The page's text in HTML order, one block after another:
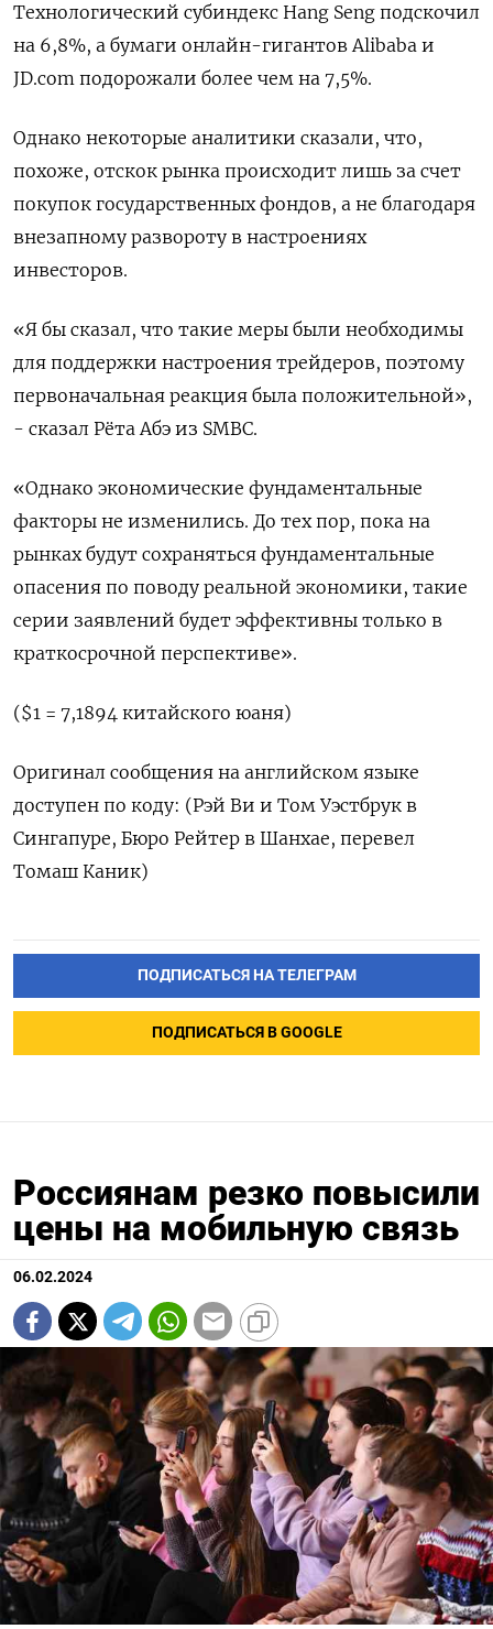
Технологический субиндекс Hang Seng подскочил
на 6,8%, а бумаги онлайн-гигантов Alibaba и
JD.com подорожали более чем на 7,5%.
Однако некоторые аналитики сказали, что,
похоже, отскок рынка происходит лишь за счет
покупок государственных фондов, а не благодаря
внезапному развороту в настроениях
инвесторов.
«Я бы сказал, что такие меры были необходимы
для поддержки настроения трейдеров, поэтому
первоначальная реакция была положительной»,
- сказал Рёта Абэ из SMBC.
«Однако экономические фундаментальные
факторы не изменились. До тех пор, пока на
рынках будут сохраняться фундаментальные
опасения по поводу реальной экономики, такие
серии заявлений будет эффективны только в
краткосрочной перспективе».
($1 = 7,1894 китайского юаня)
Оригинал сообщения на английском языке
доступен по коду: (Рэй Ви и Том Уэстбрук в
Сингапуре, Бюро Рейтер в Шанхае, перевел
Томаш Каник)
ПОДПИСАТЬСЯ НА ТЕЛЕГРАМ
ПОДПИСАТЬСЯ В GOOGLE
Россиянам резко повысили
цены на мобильную связь
06.02.2024